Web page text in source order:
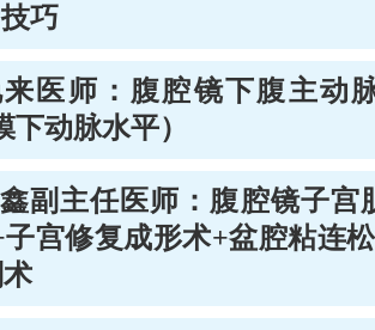
巧
医师：腹腔镜下腹主动
下动脉水平）
副主任医师：腹腔镜子宫
宫修复成形术+盆腔粘连